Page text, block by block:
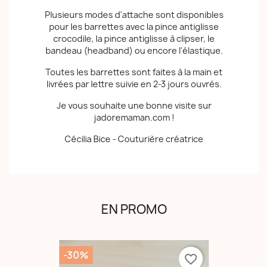
Plusieurs modes d'attache sont disponibles
pour les barrettes avec la pince antiglisse
crocodile, la pince antiglisse à clipser, le
bandeau (headband) ou encore l'élastique.
Toutes les barrettes sont faites à la main et
livrées par lettre suivie en 2-3 jours ouvrés.
Je vous souhaite une bonne visite sur
jadoremaman.com !
Cécilia Bice - Couturière créatrice
EN PROMO
-30% favorite_border